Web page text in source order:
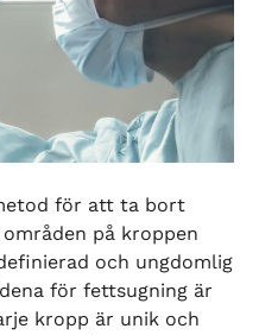
för att ta bort
på kroppen
och ungdomlig
för fettsugning är
kropp är unik och